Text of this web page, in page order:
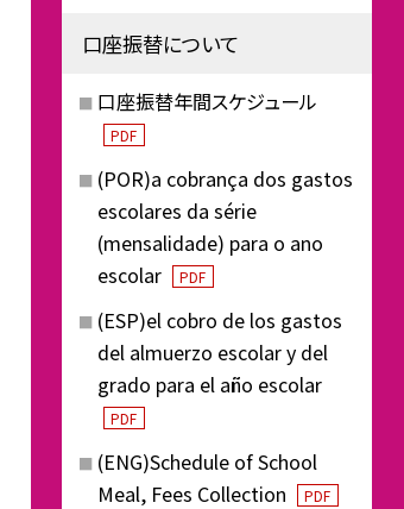
口座振替について
口座振替年間スケジュール
PDF
(POR)a cobrança dos gastos
escolares da série
(mensalidade) para o ano
escolar
PDF
(ESP)el cobro de los gastos
del almuerzo escolar y del
grado para el año escolar
PDF
(ENG)Schedule of School
Meal, Fees Collection
PDF